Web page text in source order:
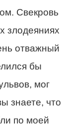
Свекровь
злодеяниях
отважный
бы
мог
знаете, что
по моей